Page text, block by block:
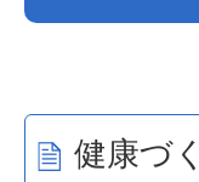
健康づ